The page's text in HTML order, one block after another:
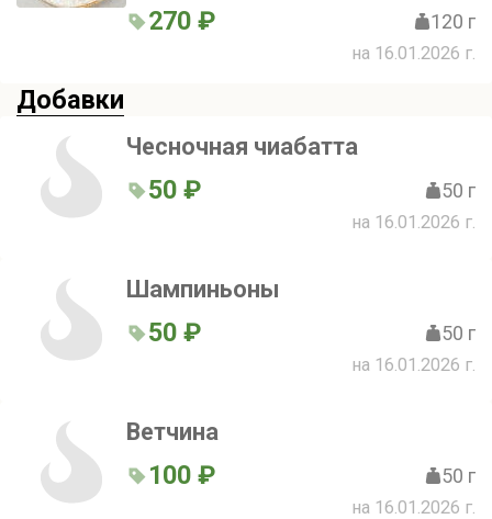
делиться лучшими моментами
начала дня в компании родных и
близких. В составе только
270 ₽ 120 г
на 16.01.2026 г.
Добавки
Чесночная чиабатта
50 ₽ 50 г
на 16.01.2026 г.
Шампиньоны
50 ₽ 50 г
на 16.01.2026 г.
Ветчина
100 ₽ 50 г
на 16.01.2026 г.